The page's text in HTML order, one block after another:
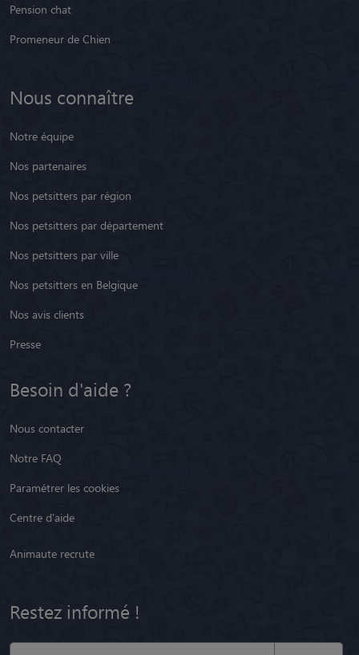
Pension chat
Promeneur de Chien
Nous connaître
Notre équipe
Nos partenaires
Nos petsitters par région
Nos petsitters par département
Nos petsitters par ville
Nos petsitters en Belgique
Nos avis clients
Presse
Besoin d'aide ?
Nous contacter
Notre FAQ
Paramétrer les cookies
Centre d'aide
Animaute recrute
Restez informé !